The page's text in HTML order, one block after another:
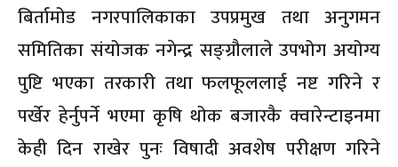
बिर्तामोड नगरपालिकाका उपप्रमुख तथा अनुगमन
समितिका संयोजक नगेन्द्र सङ्ग्रौलाले उपभोग अयोग्य
पुष्टि भएका तरकारी तथा फलफूललाई नष्ट गरिने र
पर्खेर हेर्नुपर्ने भएमा कृषि थोक बजारकै क्वारेन्टाइनमा
केही दिन राखेर पुनः विषादी अवशेष परीक्षण गरिने